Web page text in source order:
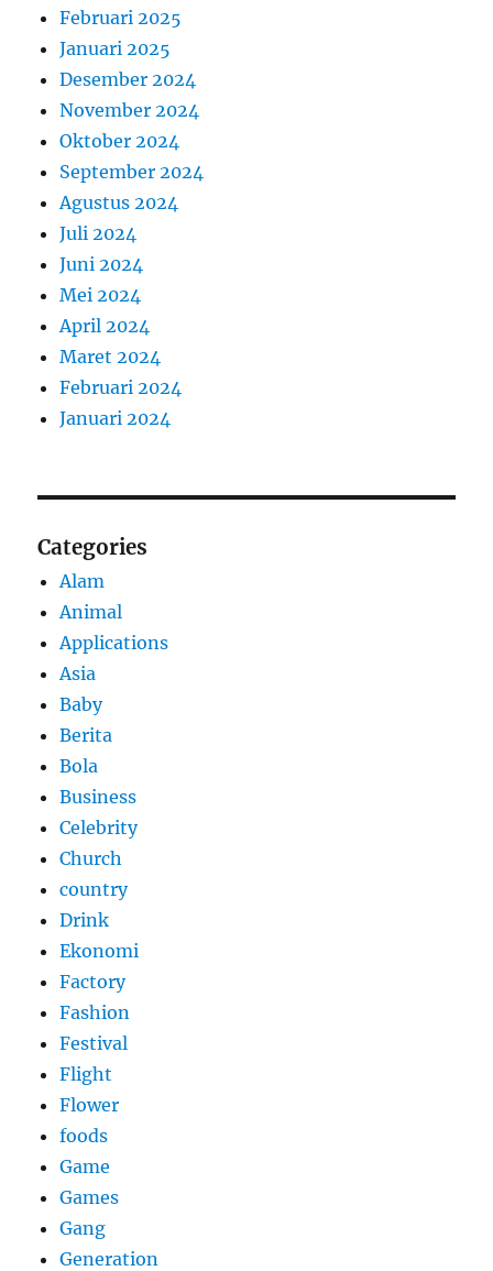
Februari 2025
Januari 2025
Desember 2024
November 2024
Oktober 2024
September 2024
Agustus 2024
Juli 2024
Juni 2024
Mei 2024
April 2024
Maret 2024
Februari 2024
Januari 2024
Categories
Alam
Animal
Applications
Asia
Baby
Berita
Bola
Business
Celebrity
Church
country
Drink
Ekonomi
Factory
Fashion
Festival
Flight
Flower
foods
Game
Games
Gang
Generation